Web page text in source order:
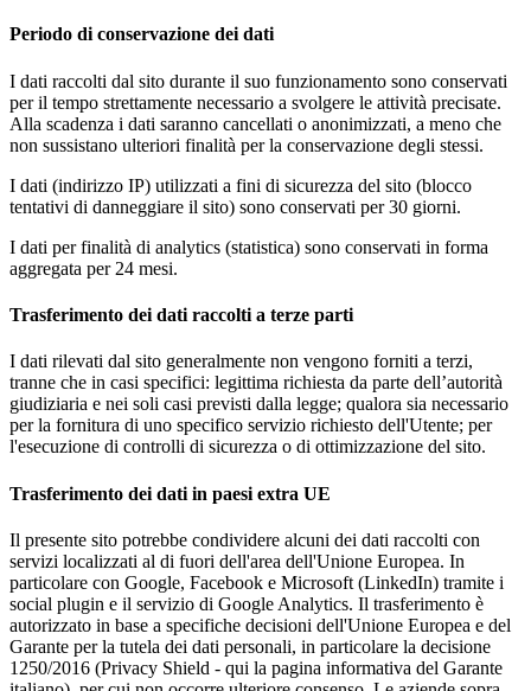
Periodo di conservazione dei dati
I dati raccolti dal sito durante il suo funzionamento sono conservati
per il tempo strettamente necessario a svolgere le attività precisate.
Alla scadenza i dati saranno cancellati o anonimizzati, a meno che
non sussistano ulteriori finalità per la conservazione degli stessi.
I dati (indirizzo IP) utilizzati a fini di sicurezza del sito (blocco
tentativi di danneggiare il sito) sono conservati per 30 giorni.
I dati per finalità di analytics (statistica) sono conservati in forma
aggregata per 24 mesi.
Trasferimento dei dati raccolti a terze parti
I dati rilevati dal sito generalmente non vengono forniti a terzi,
tranne che in casi specifici: legittima richiesta da parte dell’autorità
giudiziaria e nei soli casi previsti dalla legge; qualora sia necessario
per la fornitura di uno specifico servizio richiesto dell'Utente; per
l'esecuzione di controlli di sicurezza o di ottimizzazione del sito.
Trasferimento dei dati in paesi extra UE
Il presente sito potrebbe condividere alcuni dei dati raccolti con
servizi localizzati al di fuori dell'area dell'Unione Europea. In
particolare con Google, Facebook e Microsoft (LinkedIn) tramite i
social plugin e il servizio di Google Analytics. Il trasferimento è
autorizzato in base a specifiche decisioni dell'Unione Europea e del
Garante per la tutela dei dati personali, in particolare la decisione
1250/2016 (Privacy Shield - qui la pagina informativa del Garante